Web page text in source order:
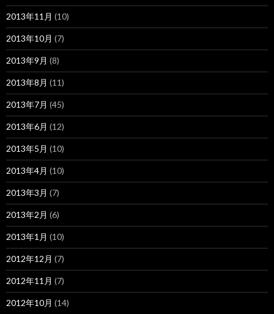
2013年11月 (10)
2013年10月 (7)
2013年9月 (8)
2013年8月 (11)
2013年7月 (45)
2013年6月 (12)
2013年5月 (10)
2013年4月 (10)
2013年3月 (7)
2013年2月 (6)
2013年1月 (10)
2012年12月 (7)
2012年11月 (7)
2012年10月 (14)